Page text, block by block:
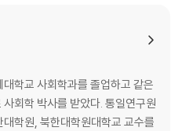
마음
공화국 탄생과 사회통합정책
)의 갈라진 마음
통일방안 수용과 한반도 평화공존
학교 사회학과를 졸업하고 같은
회학 박사를 받았다. 통일연구원
학원, 북한대학원대학교 교수를